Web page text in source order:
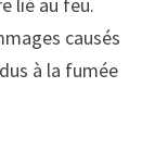
causés
à la fumée